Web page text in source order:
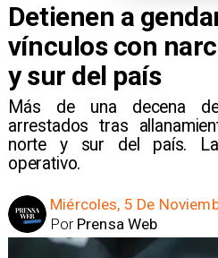
Detienen a
vínculos con
y sur del país
Más de una decena
arrestados tras
norte y sur del país.
operativo.
Miércoles, 5 De
Prensa Web
Por